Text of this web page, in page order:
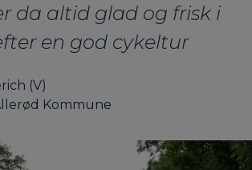
da altid glad og frisk i
en god cykeltur
(V)
Kommune